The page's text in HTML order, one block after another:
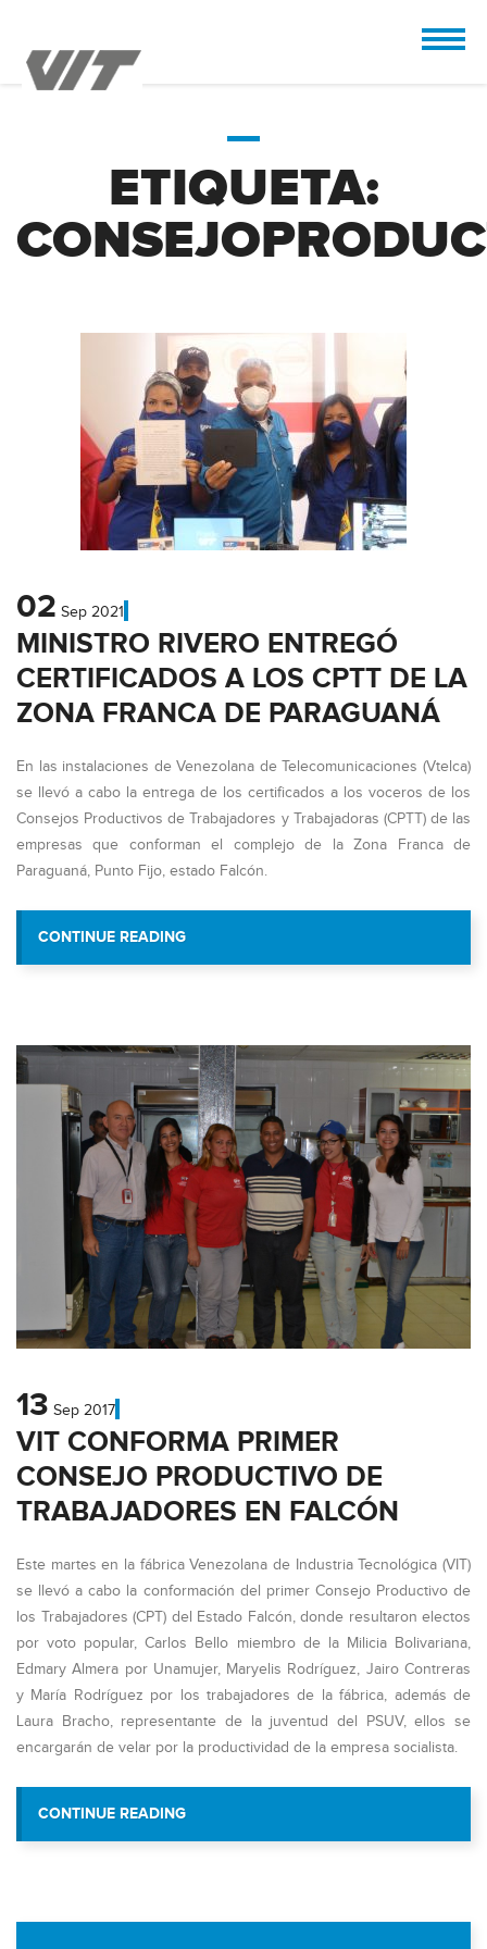
ETIQUETA:
02 Sep 2021
MINISTRO RIVERO ENTREGÓ
CERTIFICADOS A LOS CPTT DE LA
ZONA FRANCA DE PARAGUANÁ
En las instalaciones de Venezolana de Telecomunicaciones (Vtelca)
se llevó a cabo la entrega de los certificados a los voceros de los
Consejos Productivos de Trabajadores y Trabajadoras (CPTT) de las
empresas que conforman el complejo de la Zona Franca de
Paraguaná, Punto Fijo, estado Falcón.
CONTINUE READING
13 Sep 2017
VIT CONFORMA PRIMER
CONSEJO PRODUCTIVO DE
TRABAJADORES EN FALCÓN
Este martes en la fábrica Venezolana de Industria Tecnológica (VIT)
se llevó a cabo la conformación del primer Consejo Productivo de
los Trabajadores (CPT) del Estado Falcón, donde resultaron electos
por voto popular, Carlos Bello miembro de la Milicia Bolivariana,
Edmary Almera por Unamujer, Maryelis Rodríguez, Jairo Contreras
y María Rodríguez por los trabajadores de la fábrica, además de
Laura Bracho, representante de la juventud del PSUV, ellos se
encargarán de velar por la productividad de la empresa socialista.
CONTINUE READING